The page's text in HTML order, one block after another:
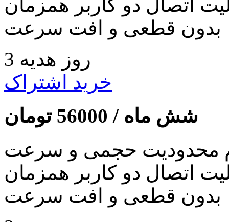
اتصال دو کاربر همزمان
بدون قطعی و افت سرعت
3 روز هدیه
خرید اشتراک
شش ماه / 56000 تومان
محدودیت حجمی و سرعت
اتصال دو کاربر همزمان
بدون قطعی و افت سرعت